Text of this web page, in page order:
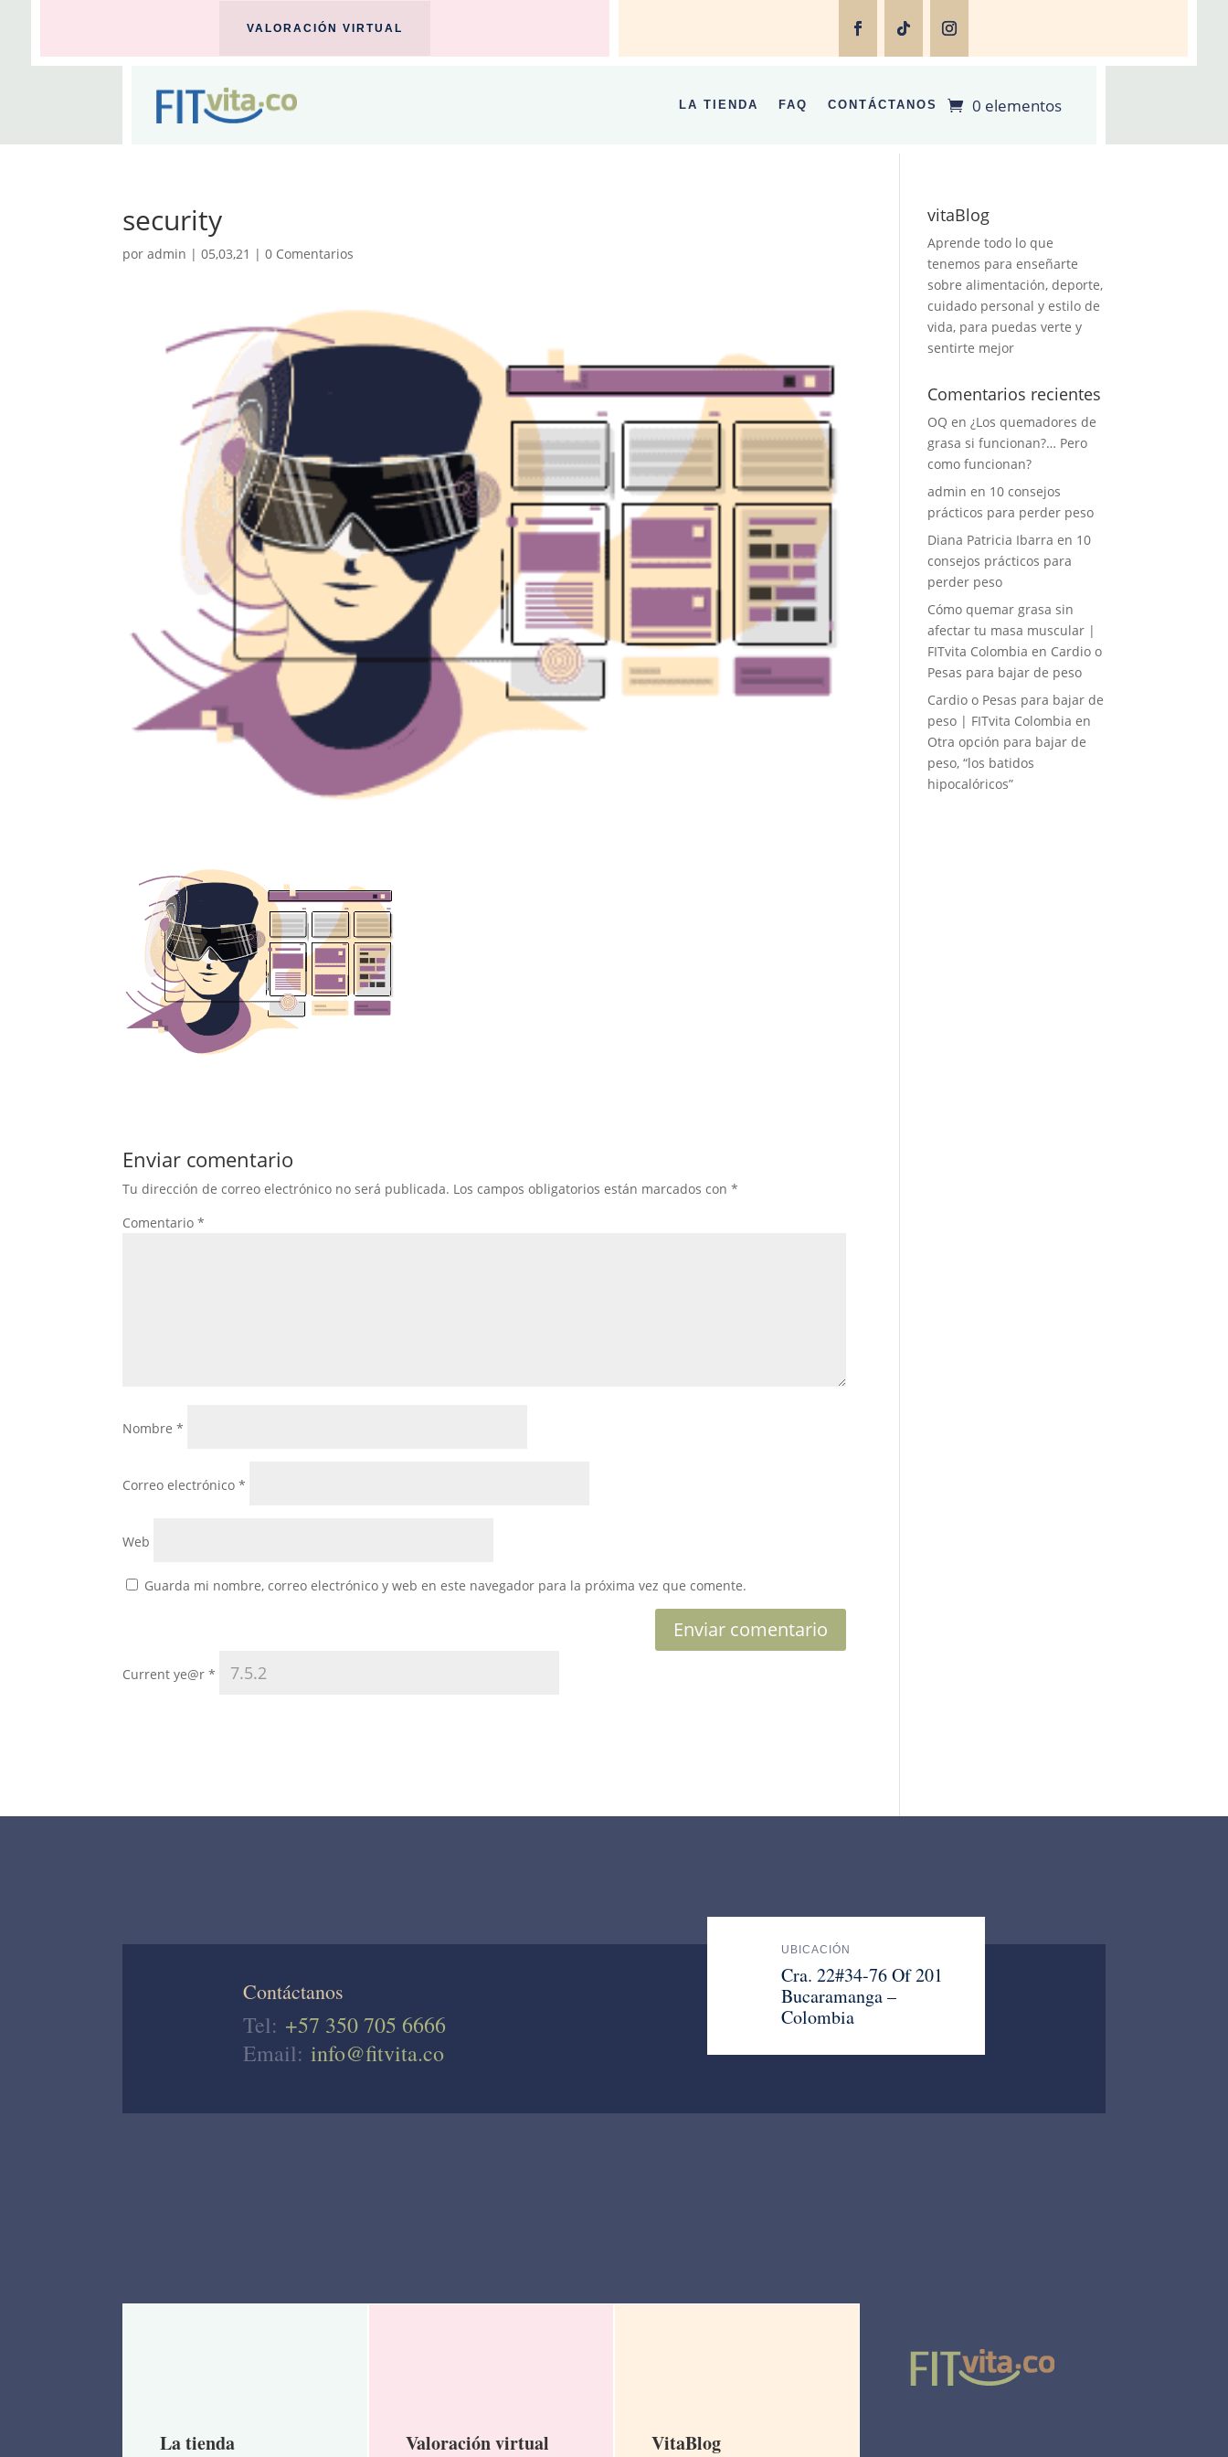
VALORACIÓN VIRTUAL
LA TIENDA FAQ CONTÁCTANOS 0 elementos
security
poradmin |05,03,21 |0 Comentarios
Enviar comentario
Tu dirección de correo electrónico no será publicada. Los campos obligatorios están marcados con*
Comentario*
Nombre*
Correo electrónico*
Web
Guarda mi nombre, correo electrónico y web en este navegador para la próxima vez que comente.
Current ye@r*
vitaBlog
Aprende todo lo que
tenemos para enseñarte
sobre alimentación, deporte,
cuidado personal y estilo de
vida, para puedas verte y
sentirte mejor
Comentarios recientes
OQ en¿Los quemadores de
grasa si funcionan?… Pero
como funcionan?
admin en 10 consejos
prácticos para perder peso
Diana Patricia Ibarra en 10
consejos prácticos para
perder peso
Cómo quemar grasa sin
afectar tu masa muscular |
FITvita Colombia en Cardio o
Pesas para bajar de peso
Cardio o Pesas para bajar de
peso | FITvita Colombia en
Otra opción para bajar de
peso, “los batidos
hipocalóricos”
Contáctanos
Tel: +57 350 705 6666
Email: info@fitvita.co
UBICACIÓN
Cra. 22#34-76 Of 201
Bucaramanga –
Colombia
La tienda Valoración virtual VitaBlog